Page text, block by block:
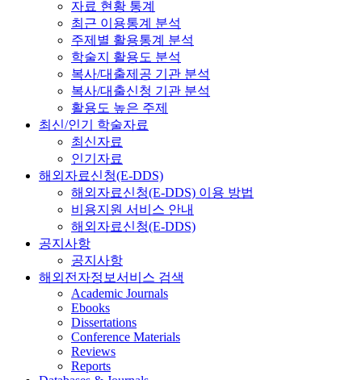
자료 현황 통계
최근 이용통계 분석
주제별 활용통계 분석
학술지 활용도 분석
복사/대출제공 기관 분석
복사/대출신청 기관 분석
활용도 높은 주제
최신/인기 학술자료
최신자료
인기자료
해외자료신청(E-DDS)
해외자료신청(E-DDS) 이용 방법
비용지원 서비스 안내
해외자료신청(E-DDS)
공지사항
공지사항
해외전자정보서비스 검색
Academic Journals
Ebooks
Dissertations
Conference Materials
Reviews
Reports